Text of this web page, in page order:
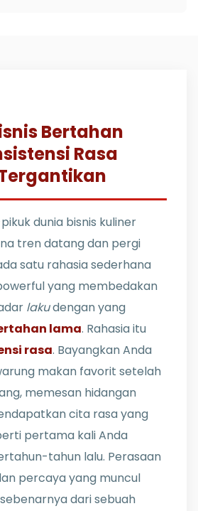
Bertahan
Rasa
dunia bisnis kuliner
tren datang dan pergi
satu rahasia sederhana
yang membedakan
lakudengan yang
lama. Rahasia itu
rasa. Bayangkan Anda
makan favorit setelah
memesan hidangan
cita rasa yang
pertama kali Anda
tahun lalu. Perasaan
percaya yang muncul
dari sebuah